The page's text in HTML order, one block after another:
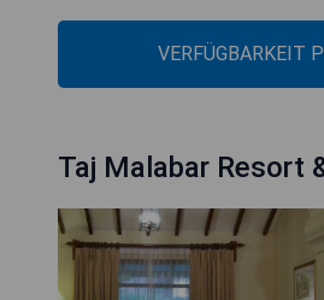
VERFÜGBARKEIT
Taj Malabar Resort